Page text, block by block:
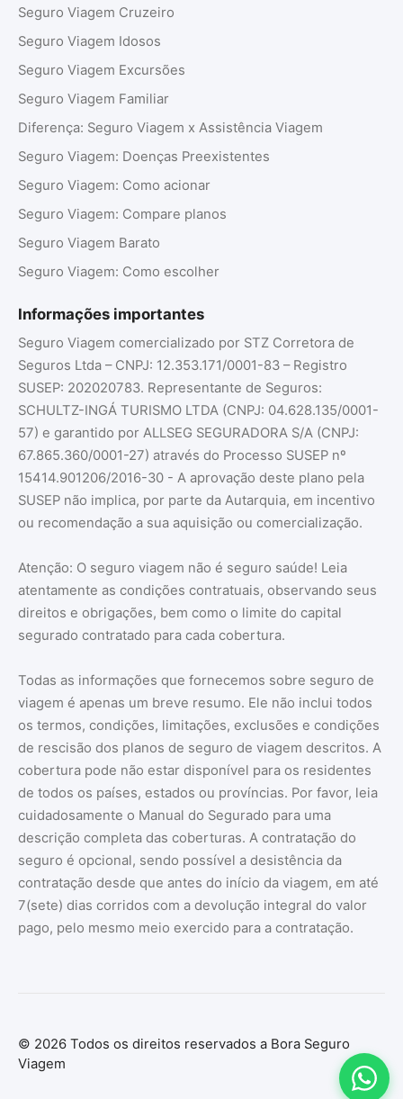
Seguro Viagem Cruzeiro
Seguro Viagem Idosos
Seguro Viagem Excursões
Seguro Viagem Familiar
Diferença: Seguro Viagem x Assistência Viagem
Seguro Viagem: Doenças Preexistentes
Seguro Viagem: Como acionar
Seguro Viagem: Compare planos
Seguro Viagem Barato
Seguro Viagem: Como escolher
Informações importantes
Seguro Viagem comercializado por STZ Corretora de
Seguros Ltda – CNPJ: 12.353.171/0001-83 – Registro
SUSEP: 202020783. Representante de Seguros:
SCHULTZ-INGÁ TURISMO LTDA (CNPJ: 04.628.135/0001-
57) e garantido por ALLSEG SEGURADORA S/A (CNPJ:
67.865.360/0001-27) através do Processo SUSEP nº
15414.901206/2016-30 - A aprovação deste plano pela
SUSEP não implica, por parte da Autarquia, em incentivo
ou recomendação a sua aquisição ou comercialização.
Atenção: O seguro viagem não é seguro saúde! Leia
atentamente as condições contratuais, observando seus
direitos e obrigações, bem como o limite do capital
segurado contratado para cada cobertura.
Todas as informações que fornecemos sobre seguro de
viagem é apenas um breve resumo. Ele não inclui todos
os termos, condições, limitações, exclusões e condições
de rescisão dos planos de seguro de viagem descritos. A
cobertura pode não estar disponível para os residentes
de todos os países, estados ou províncias. Por favor, leia
cuidadosamente o Manual do Segurado para uma
descrição completa das coberturas. A contratação do
seguro é opcional, sendo possível a desistência da
contratação desde que antes do início da viagem, em até
7(sete) dias corridos com a devolução integral do valor
pago, pelo mesmo meio exercido para a contratação.
© 2026 Todos os direitos reservados a Bora Seguro
Viagem